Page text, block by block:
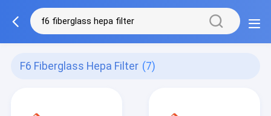
F6 Fiberglass Hepa Filter (7)